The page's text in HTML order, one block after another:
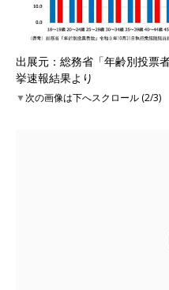
出展元：総務省「年齢別投票
挙速報結果より
▼次の画像は下へスクロール (2/3)